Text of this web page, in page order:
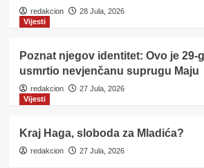
redakcion
28 Jula, 2026
Vijesti
Poznat njegov identitet: Ovo je 29-
usmrtio nevjenčanu suprugu Maju
redakcion
27 Jula, 2026
Vijesti
Kraj Haga, sloboda za Mladića?
redakcion 27 Jula, 2026